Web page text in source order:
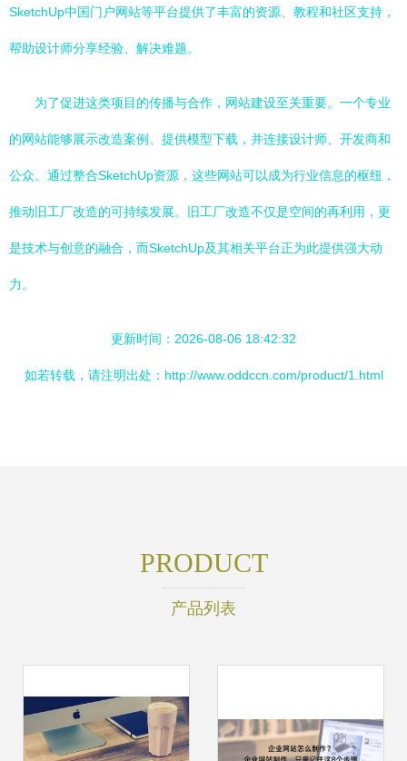
SketchUp中国门户网站等平台提供了丰富的资源、教程和社区支持，
帮助设计师分享经验、解决难题。
为了促进这类项目的传播与合作，网站建设至关重要。一个专业
的网站能够展示改造案例、提供模型下载，并连接设计师、开发商和
公众。通过整合SketchUp资源，这些网站可以成为行业信息的枢纽，
推动旧工厂改造的可持续发展。旧工厂改造不仅是空间的再利用，更
是技术与创意的融合，而SketchUp及其相关平台正为此提供强大动
力。
更新时间：2026-08-06 18:42:32
如若转载，请注明出处：http://www.oddccn.com/product/1.html
PRODUCT
产品列表